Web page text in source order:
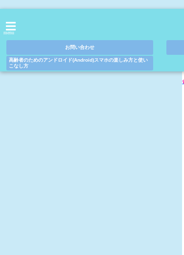
menu
お問い合わせ
高齢者のためのアンドロイド(Android)スマホの楽しみ方と使い
こなし方